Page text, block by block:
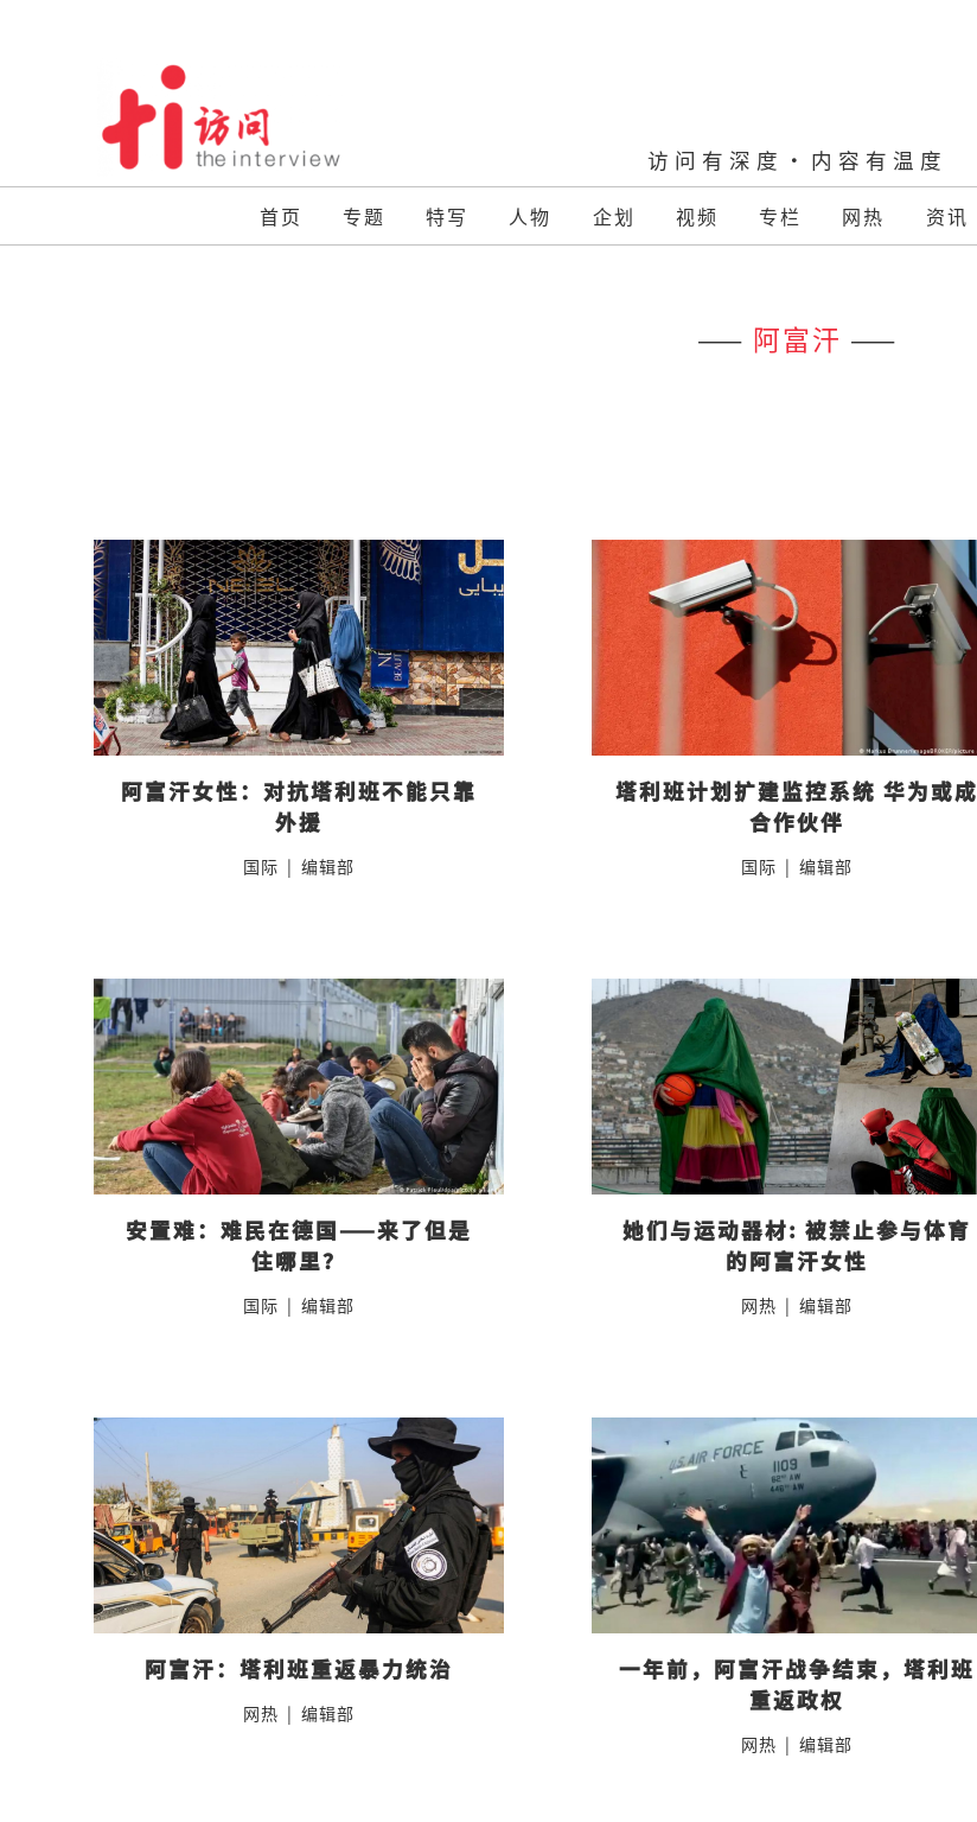
访问有深度·内容有温度
首页 专题 特写 人物 企划 视频 专栏 网热 资讯
—— 阿富汗 ——
阿富汗女性：对抗塔利班不能只靠
外援
国际 | 编辑部
塔利班计划扩建监控系统 华为或成
合作伙伴
国际 | 编辑部
安置难：难民在德国——来了但是
住哪里？
国际 | 编辑部
她们与运动器材: 被禁止参与体育
的阿富汗女性
网热 | 编辑部
阿富汗：塔利班重返暴力统治
网热 | 编辑部
一年前，阿富汗战争结束，塔利班
重返政权
网热 | 编辑部